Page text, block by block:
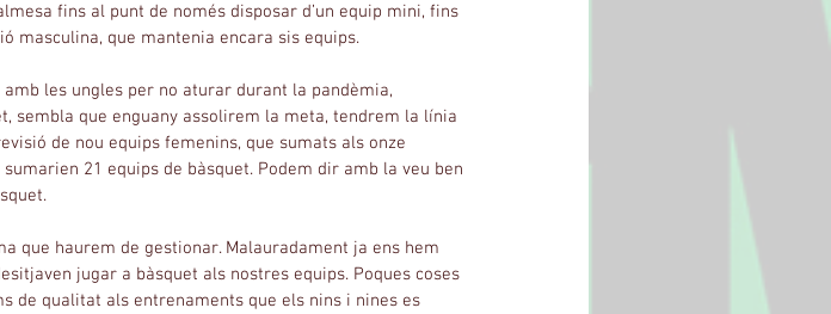
fins al punt de només disposar d’un equip mini, fins
masculina, que mantenia encara sis equips.
les ungles per no aturar durant la pandèmia,
sembla que enguany assolirem la meta, tendrem la línia
de nou equips femenins, que sumats als onze
21 equips de bàsquet. Podem dir amb la veu ben
que haurem de gestionar. Malauradament ja ens hem
jugar a bàsquet als nostres equips. Poques coses
de qualitat als entrenaments que els nins i nines es